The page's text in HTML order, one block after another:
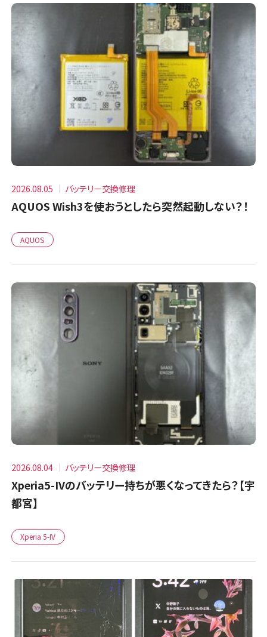
2026.08.05 バッテリー交換修理
AQUOS Wish3を使おうとしたら突然起動しない？！
AQUOS
2026.08.04 バッテリー交換修理
Xperia5-IVのバッテリー持ちが悪くなってきたら？【宇
都宮】
Xperia 5-IV